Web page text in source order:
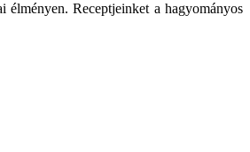
Receptjeinket a hagyományos